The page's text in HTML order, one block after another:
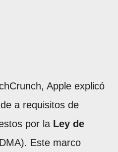
Apple explicó
a requisitos de
por la Ley de
Este marco